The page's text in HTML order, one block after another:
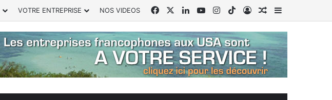
VOTRE ENTREPRISE NOS VIDEOS FacebookLinkedinYouTubeInstagram
TikTokConnexion
Article Aléatoire
Sidebar